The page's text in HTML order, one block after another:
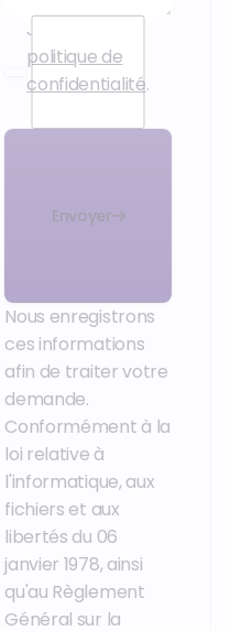
J’accepte la
politique de
confidentialité.
Envoyer
Nous enregistrons
ces informations
afin de traiter votre
demande.
Conformément à la
loi relative à
l'informatique, aux
fichiers et aux
libertés du 06
janvier 1978, ainsi
qu'au Règlement
Général sur la